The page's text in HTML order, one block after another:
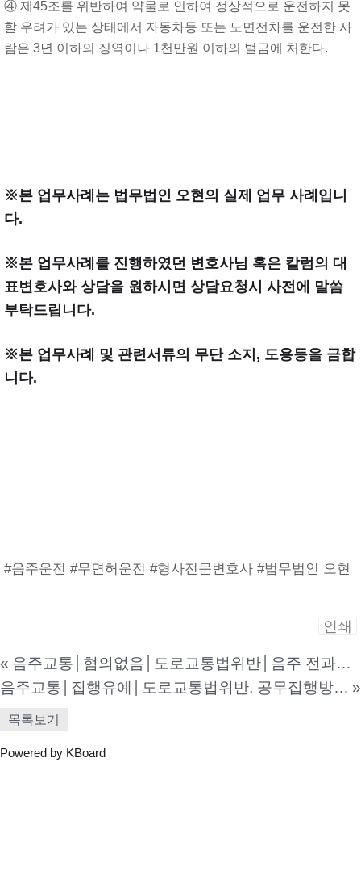
④ 제45조를 위반하여 약물로 인하여 정상적으로 운전하지 못
할 우려가 있는 상태에서 자동차등 또는 노면전차를 운전한 사
람은 3년 이하의 징역이나 1천만원 이하의 벌금에 처한다.
※본 업무사례는 법무법인 오현의 실제 업무 사례입니
다.
※본 업무사례를 진행하였던 변호사님 혹은 칼럼의 대
표변호사와 상담을 원하시면 상담요청시 사전에 말씀
부탁드립니다.
※본 업무사례 및 관련서류의 무단 소지, 도용등을 금합
니다.
#음주운전 #무면허운전 #형사전문변호사 #법무법인 오현
인쇄
«
음주교통│혐의없음│도로교통법위반│음주 전과가 3번 있는 상황에서 억울하게 음주운전으로 입건되었다고 하시며 본 법인을 찾아주신 사건
음주교통│집행유예│도로교통법위반, 공무집행방해│음주운전 전과가 2회 있는 상태에서 또다시 음주 단속에 걸리자 경찰에게 욕설을 하는 등 가중처벌 위기에 놓인 사건 »
목록보기
Powered by KBoard